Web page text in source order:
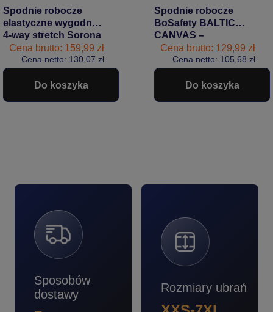
Spodnie robocze
elastyczne wygodne
4-way stretch Sorona
CARGO PRO
Bosafety zielone
#Bestseller
Cena brutto: 159,99 zł
Cena netto: 130,07 zł
Do koszyka
Spodnie robocze
BoSafety BALTIC
CANVAS –
niezawodna
wytrzymałość
granatowe
#Bestseller
Cena brutto: 129,99 zł
Cena netto: 105,68 zł
Do koszyka
Sposobów
dostawy
Rozmiary ubrań